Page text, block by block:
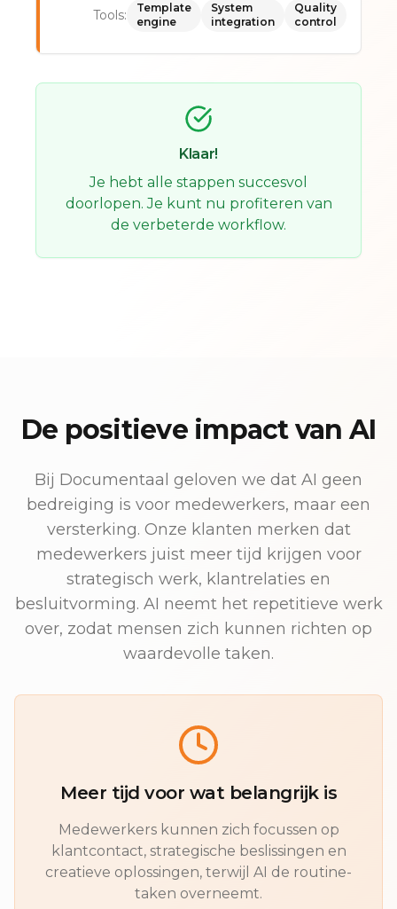
Tools:
Template
engine
System
integration
Quality
control
Klaar!
Je hebt alle stappen succesvol
doorlopen. Je kunt nu profiteren van
de verbeterde workflow.
De positieve impact van AI
Bij Documentaal geloven we dat AI geen
bedreiging is voor medewerkers, maar een
versterking. Onze klanten merken dat
medewerkers juist meer tijd krijgen voor
strategisch werk, klantrelaties en
besluitvorming. AI neemt het repetitieve werk
over, zodat mensen zich kunnen richten op
waardevolle taken.
Meer tijd voor wat belangrijk is
Medewerkers kunnen zich focussen op
klantcontact, strategische beslissingen en
creatieve oplossingen, terwijl AI de routine-
taken overneemt.